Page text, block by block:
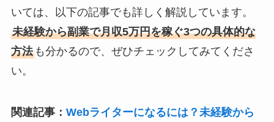
いては、以下の記事でも詳しく解説しています。
未経験から副業で月収5万円を稼ぐ3つの具体的な
方法も分かるので、ぜひチェックしてみてくださ
い。
関連記事： Webライターになるには？未経験から